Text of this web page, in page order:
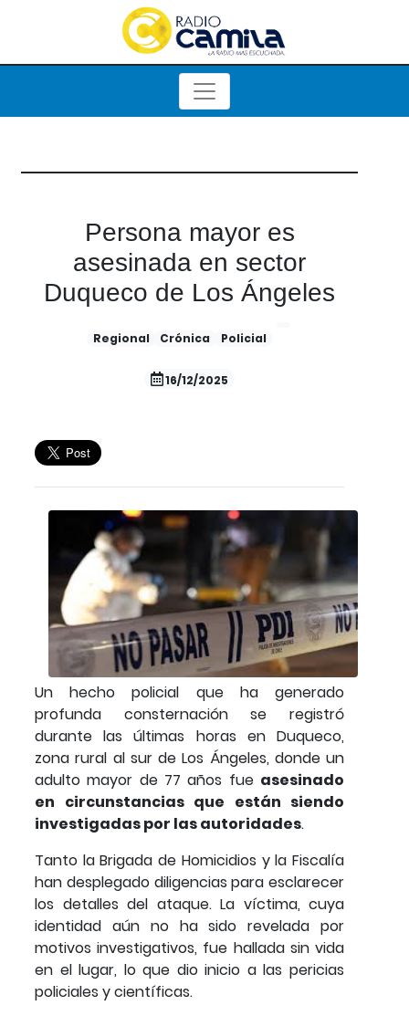
Persona mayor es
asesinada en sector
Duqueco de Los Ángeles
Regional Crónica Policial
16/12/2025
Un hecho policial que ha generado
profunda consternación se registró
durante las últimas horas en Duqueco,
zona rural al sur de Los Ángeles, donde un
adulto mayor de 77 años fue asesinado
en circunstancias que están siendo
investigadas por las autoridades.
Tanto la Brigada de Homicidios y la Fiscalía
han desplegado diligencias para esclarecer
los detalles del ataque. La víctima, cuya
identidad aún no ha sido revelada por
motivos investigativos, fue hallada sin vida
en el lugar, lo que dio inicio a las pericias
policiales y científicas.